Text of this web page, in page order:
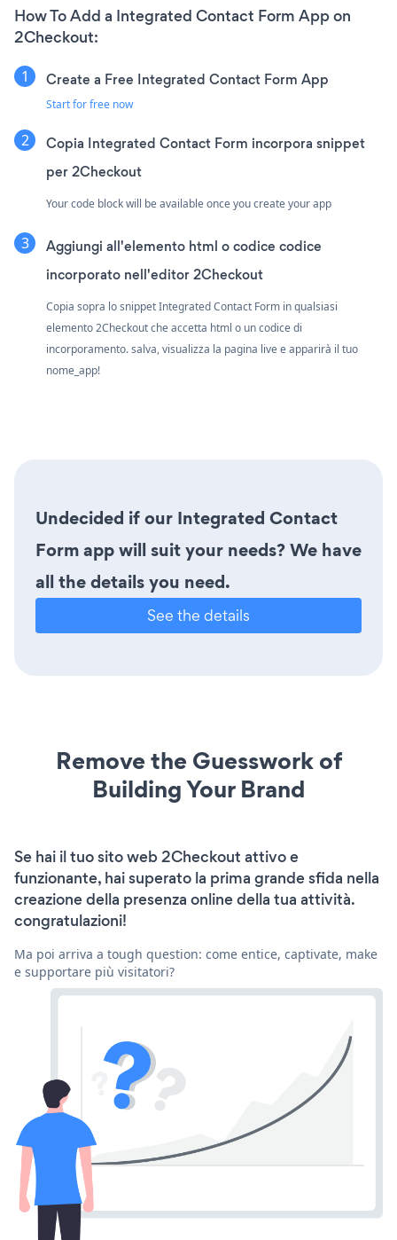
How To Add a Integrated Contact Form App on
2Checkout:
Create a Free Integrated Contact Form App
Start for free now
Copia Integrated Contact Form incorpora snippet
per 2Checkout
Your code block will be available once you create your app
Aggiungi all'elemento html o codice codice
incorporato nell'editor 2Checkout
Copia sopra lo snippet Integrated Contact Form in qualsiasi
elemento 2Checkout che accetta html o un codice di
incorporamento. salva, visualizza la pagina live e apparirà il tuo
nome_app!
Undecided if our Integrated Contact
Form app will suit your needs? We have
all the details you need.
See the details
Remove the Guesswork of
Building Your Brand
Se hai il tuo sito web 2Checkout attivo e
funzionante, hai superato la prima grande sfida nella
creazione della presenza online della tua attività.
congratulazioni!
Ma poi arriva a tough question: come entice, captivate, make
e supportare più visitatori?